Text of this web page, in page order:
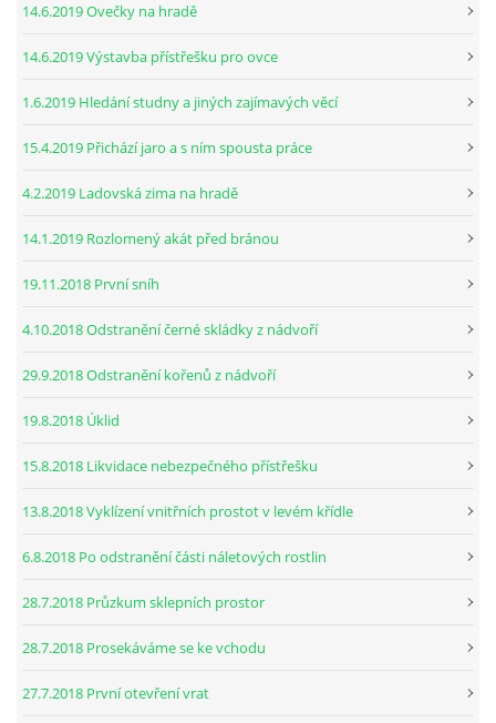
14.6.2019 Ovečky na hradě
14.6.2019 Výstavba přístřešku pro ovce
1.6.2019 Hledání studny a jiných zajímavých věcí
15.4.2019 Přichází jaro a s ním spousta práce
4.2.2019 Ladovská zima na hradě
14.1.2019 Rozlomený akát před bránou
19.11.2018 První sníh
4.10.2018 Odstranění černé skládky z nádvoří
29.9.2018 Odstranění kořenů z nádvoří
19.8.2018 Úklid
15.8.2018 Likvidace nebezpečného přístřešku
13.8.2018 Vyklízení vnitřních prostot v levém křídle
6.8.2018 Po odstranění části náletových rostlin
28.7.2018 Průzkum sklepních prostor
28.7.2018 Prosekáváme se ke vchodu
27.7.2018 První otevření vrat